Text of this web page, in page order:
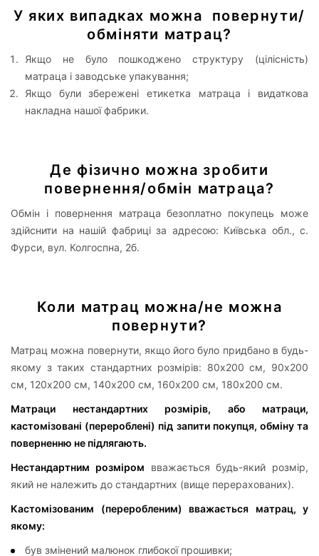
У яких випадках можна повернути/
обміняти матрац?
Якщо не було пошкоджено структуру (цілісність)
матраца і заводське упакування;
Якщо були збережені етикетка матраца і видаткова
накладна нашої фабрики.
Де фізично можна зробити
повернення/обмін матраца?
Обмін і повернення матраца безоплатно покупець може
здійснити на нашій фабриці за адресою: Київська обл., с.
Фурси, вул. Колгоспна, 2б.
Коли матрац можна/не можна
повернути?
Матрац можна повернути, якщо його було придбано в будь-
якому з таких стандартних розмірів: 80х200 см, 90х200
см, 120х200 см, 140х200 см, 160х200 см, 180х200 см.
Матраци нестандартних розмірів, або матраци,
кастомізовані (перероблені) під запити покупця, обміну та
поверненню не підлягають.
Нестандартним розміром вважається будь-який розмір,
який не належить до стандартних (вище перерахованих).
Кастомізованим (переробленим) вважається матрац, у
якому:
був змінений малюнок глибокої прошивки;